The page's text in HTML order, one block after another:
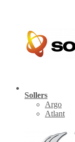
Sollers
Argo
Atlant